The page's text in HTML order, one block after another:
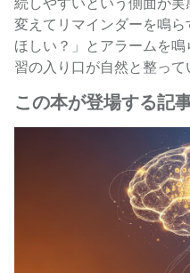
変えてリマインダーを鳴
ほしい？」とアラームを
習の入り口が自然と整って
この本が登場する記